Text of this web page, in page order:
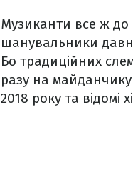
Музиканти все ж до
шанувальники
Бо традиційних
разу на майданчику
2018 року та відомі